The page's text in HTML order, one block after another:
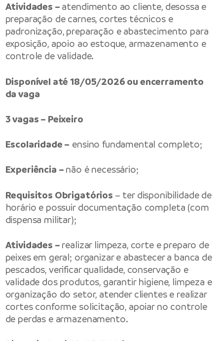
Atividades – atendimento ao cliente, desossa e
preparação de carnes, cortes técnicos e
padronização, preparação e abastecimento para
exposição, apoio ao estoque, armazenamento e
controle de validade.
Disponível até 18/05/2026 ou encerramento
da vaga
3 vagas – Peixeiro
Escolaridade – ensino fundamental completo;
Experiência – não é necessário;
Requisitos Obrigatórios – ter disponibilidade de
horário e possuir documentação completa (com
dispensa militar);
Atividades – realizar limpeza, corte e preparo de
peixes em geral; organizar e abastecer a banca de
pescados, verificar qualidade, conservação e
validade dos produtos, garantir higiene, limpeza e
organização do setor, atender clientes e realizar
cortes conforme solicitação, apoiar no controle
de perdas e armazenamento.